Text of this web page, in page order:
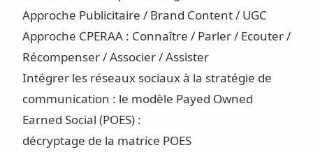
Approche Publicitaire / Brand Content / UGC
Approche CPERAA : Connaître / Parler / Ecouter /
Récompenser / Associer / Assister
Intégrer les réseaux sociaux à la stratégie de
communication : le modèle Payed Owned
Earned Social (POES) :
décryptage de la matrice POES